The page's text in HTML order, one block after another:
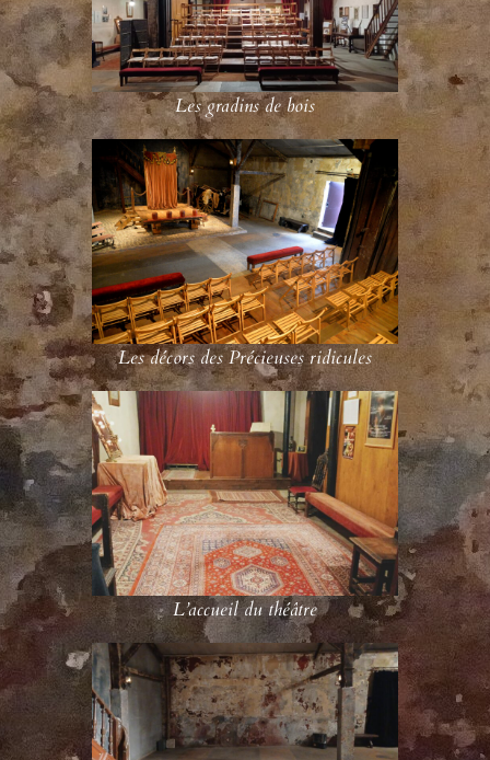
Les gradins de bois
Les décors des Précieuses ridicules
L’accueil du théâtre